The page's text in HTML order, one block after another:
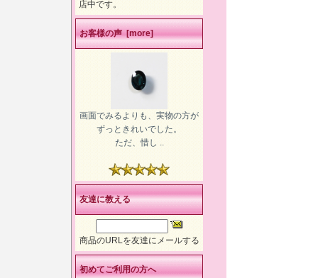
店中です。
お客様の声 [more]
画面でみるよりも、実物の方が
ずっときれいでした。
ただ、惜し ..
友達に教える
商品のURLを友達にメールする
初めてご利用の方へ